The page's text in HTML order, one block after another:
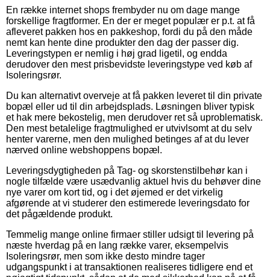
En række internet shops frembyder nu om dage mange
forskellige fragtformer. En der er meget populær er p.t. at få
afleveret pakken hos en pakkeshop, fordi du på den måde
nemt kan hente dine produkter den dag der passer dig.
Leveringstypen er nemlig i høj grad ligetil, og endda
derudover den mest prisbevidste leveringstype ved køb af
Isoleringsrør.
Du kan alternativt overveje at få pakken leveret til din private
bopæl eller ud til din arbejdsplads. Løsningen bliver typisk
et hak mere bekostelig, men derudover ret så uproblematisk.
Den mest betalelige fragtmulighed er utvivlsomt at du selv
henter varerne, men den mulighed betinges af at du lever
nærved online webshoppens bopæl.
Leveringsdygtigheden på Tag- og skorstenstilbehør kan i
nogle tilfælde være usædvanlig aktuel hvis du behøver dine
nye varer om kort tid, og i det øjemed er det virkelig
afgørende at vi studerer den estimerede leveringsdato for
det pågældende produkt.
Temmelig mange online firmaer stiller udsigt til levering på
næste hverdag på en lang række varer, eksempelvis
Isoleringsrør, men som ikke desto mindre tager
udgangspunkt i at transaktionen realiseres tidligere end et